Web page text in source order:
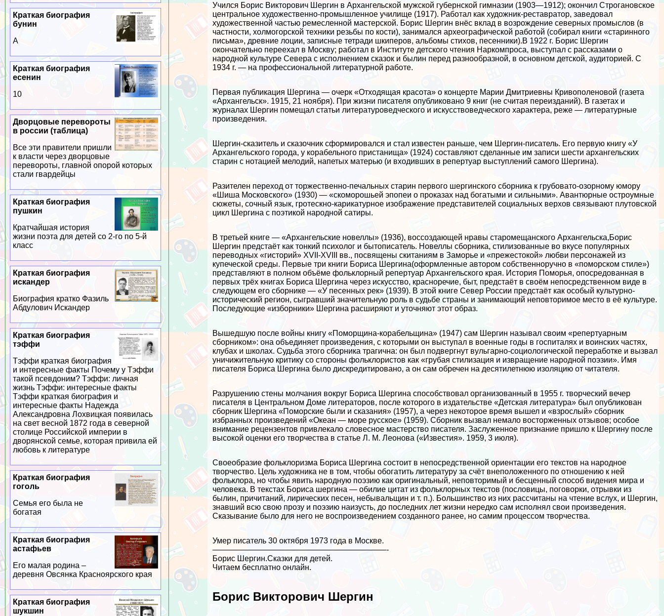
Учился Борис Викторович Шергин в Архангельской мужской губернской гимназии (1903—1912); окончил Строгановское
центральное художественно-промышленное училище (1917). Работал как художник-реставратор, заведовал
художественной частью ремесленной мастерской. Борис Шергин внёс вклад в возрождение северных промыслов (в
частности, холмогорской техники резьбы по кости), занимался археографической работой (собирал книги «старинного
письма», древние лоции, записные тетради шкиперов, альбомы стихов, песенники).В 1922 г. Борис Шергин
окончательно переехал в Москву; работал в Институте детского чтения Наркомпроса, выступал с рассказами о
народной культуре Севера с исполнением сказок и былин перед разнообразной, в основном детской, аудиторией. С
1934 г. — на профессиональной литературной работе.
Первая публикация Шергина — очерк «Отходящая красота» о концерте Марии Дмитриевны Кривополеновой (газета
«Архангельск». 1915, 21 ноября). При жизни писателя опубликовано 9 книг (не считая переизданий). В газетах и
журналах Шергин помещал статьи литературоведческого и искусствоведческого хаpaктера, реже — литературные
произведения.
Шергин-сказитель и сказочник сформировался и стал известен раньше, чем Шергин-писатель. Его первую книгу «У
Архангельского города, у корабельного пристанища» (1924) составляют сделанные им записи шести архангельских
старин с нотацией мелодий, напетых матерью (и входивших в репертуар выступлений самого Шергина).
Разителен переход от торжественно-печальных старин первого шергинского сборника к грубовато-озорному юмору
«Шиша Московского» (1930) — «скоморошьей эпопеи о проказах над богатыми и сильными». Авантюрные остроумные
сюжеты, сочный язык, гротескно-карикатурное изображение представителей социальных верхов связывают плутовской
цикл Шергина с поэтикой народной сатиры.
В третьей книге — «Архангельские новеллы» (1936), воссоздающей нравы старомещанского Архангельска,Борис
Шергин предстаёт как тонкий психолог и бытописатель. Новеллы сборника, стилизованные во вкусе популярных
переводных «гисторий» XVII-XVIII вв., посвящены скитаниям в Заморье и «прежестокой» любви персонажей из
купеческой среды. Первые три книги Бориса Шергина(оформленные автором собственноручно в «поморском стиле»)
представляют в полном объёме фольклорный репертуар Архангельского края. История Поморья, опосредованная в
первых трёх книгах Бориса Шергина через искусство, красноречие, быт, предстаёт в своём непосредственном виде в
следующем его сборнике — «У песенных рек» (1939). В этой книге Север России предстаёт как особый культурно-
исторический регион, сыгравший значительную роль в судьбе страны и занимающий неповторимое место в её культуре.
Последующие «изборники» Шергина расширяют и уточняют этот образ.
Вышедшую после войны книгу «Поморщина-корабельщина» (1947) сам Шергин называл своим «репертуарным
сборником»: она объединяет произведения, с которыми он выступал в военные годы в госпиталях и воинских частях,
клубах и школах. Судьба этого сборника трагична: он был подвергнут вульгарно-социологической переработке и вызвал
уничижительную критику со стороны фольклористов как «грубая стилизация и извpaщeние народной поэзии». Имя
писателя Бориса Шергина было дискредитировано, а он сам обречен на десятилетнюю изоляцию от читателя.
Разрушению стены молчания вокруг Бориса Шергина способствовал организованный в 1955 г. творческий вечер
писателя в Центральном Доме литераторов, после которого в издательстве «Детская литература» был опубликован
сборник Шергина «Поморские были и сказания» (1957), а через некоторое время вышел и «взрослый» сборник
избранных произведений «Океан — море русское» (1959). Сборник вызвал немало восторженных отзывов; особое
внимание рецензентов привлекало словесное мастерство писателя. Заслуженное признание пришло к Шергину после
высокой оценки его творчества в статье Л. М. Леонова («Известия». 1959, 3 июля).
Своеобразие фольклоризма Бориса Шергина состоит в непосредственной ориентации его текстов на народное
творчество. Цель художника не в том, чтобы обогатить литературу за счёт внеположенного по отношению к ней
фольклора, но чтобы явить народную поэзию как оригинальный, неповторимый и бесценный способ видения мира и
человека. В текстах Бориса шергина — обилие цитат из фольклорных текстов (пословицы, поговорки, отрывки из
былин, причитаний, лирических песен, небывальщин и т. п.). Большинство из них рассчитаны на чтение вслух, и Шергин,
знавший всю свою прозу и поэзию наизусть, до последних лет жизни нередко сам исполнял свои произведения.
Сказывание было для него не воспроизведением созданного ранее, но самим процессом творчества.
Умер писатель 30 октября 1973 года в Москве.
——————————————————————-
Борис Шергин.Сказки для детей.
Читаем бесплатно онлайн.
Борис Викторович Шергин
Краткая биография
бунин
А
Краткая биография
есенин
10
Дворцовые перевороты
в россии (таблица)
Все эти правители пришли
к власти через дворцовые
перевороты, главной опорой которых
стали гвардейцы
Краткая биография
пушкин
Кратчайшая история
жизни поэта для детей со 2-го по 5-й
класс
Краткая биография
искандер
Биография кратко Фазиль
Абдулович Искандер
Краткая биография
тэффи
Тэффи краткая биография
и интересные факты Почему у Тэффи
такой псевдоним? Тэффи: личная
жизнь Тэффи: интересные факты
Тэффи краткая биография и
интересные факты Надежда
Александровна Лохвицкая появилась
на свет весной 1872 года в северной
столице Российской империи в
дворянской семье, которая привила ей
любовь к литературе
Краткая биография
гоголь
Семья его была не
богатая
Краткая биография
астафьев
Его малая родина –
деревня Овсянка Красноярского края
Краткая биография
шукшин